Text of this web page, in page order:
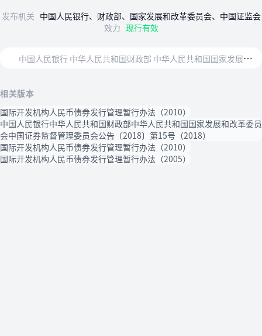
发布机关 中国人民银行、财政部、国家发展和改革委员会、中国证监会
效力 现行有效
中
国人民银行 中华人民共和国财政部 中华人民共和国国家发展和改革委员会 中国证券监督管理委员会
相关版本
国际开发机构人民币债券发行管理暂行办法（2010）
中国人民银行中华人民共和国财政部中华人民共和国国家发展和改革委员
会中国证券监督管理委员会公告〔2018〕第15号（2018）
国际开发机构人民币债券发行管理暂行办法（2010）
国际开发机构人民币债券发行管理暂行办法（2005）